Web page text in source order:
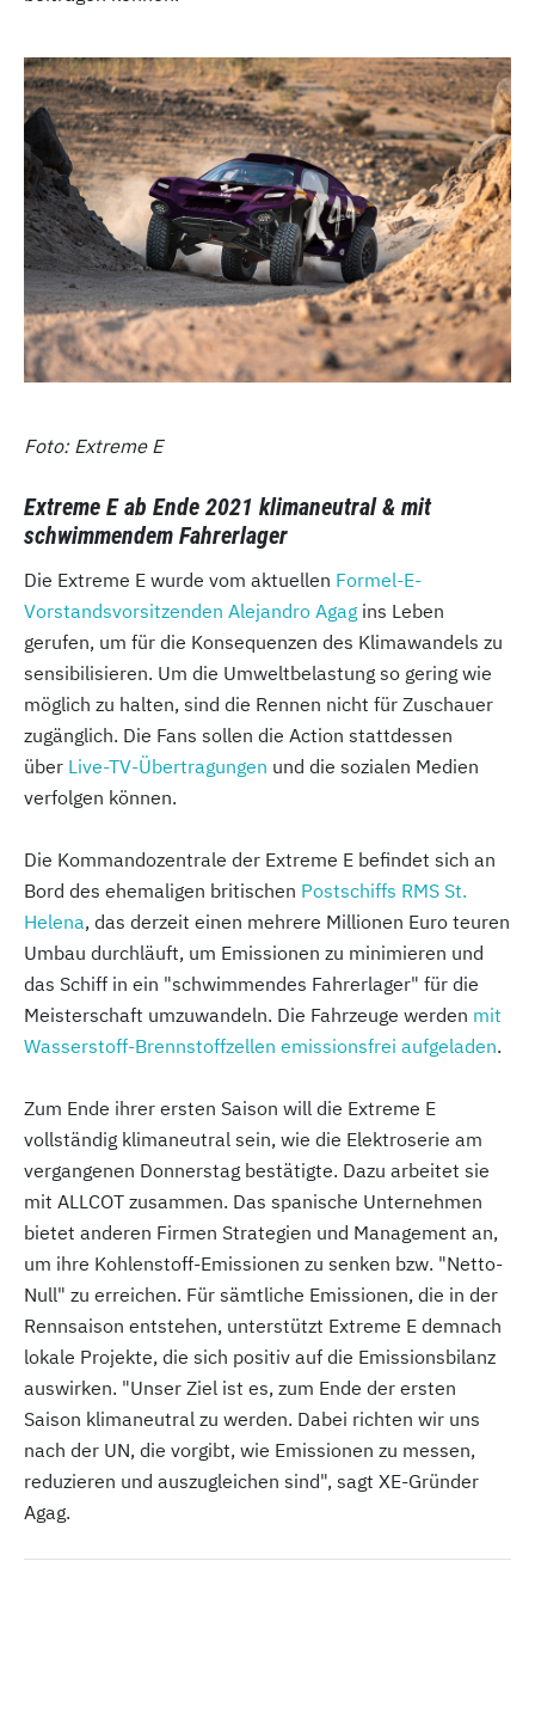
Foto: Extreme E
Extreme E ab Ende 2021 klimaneutral & mit
schwimmendem Fahrerlager
Die Extreme E wurde vom aktuellen Formel-E-
Vorstandsvorsitzenden Alejandro Agag ins Leben
gerufen, um für die Konsequenzen des Klimawandels zu
sensibilisieren. Um die Umweltbelastung so gering wie
möglich zu halten, sind die Rennen nicht für Zuschauer
zugänglich. Die Fans sollen die Action stattdessen
über Live-TV-Übertragungen und die sozialen Medien
verfolgen können.
Die Kommandozentrale der Extreme E befindet sich an
Bord des ehemaligen britischen Postschiffs RMS St.
Helena, das derzeit einen mehrere Millionen Euro teuren
Umbau durchläuft, um Emissionen zu minimieren und
das Schiff in ein "schwimmendes Fahrerlager" für die
Meisterschaft umzuwandeln. Die Fahrzeuge werden mit
Wasserstoff-Brennstoffzellen emissionsfrei aufgeladen.
Zum Ende ihrer ersten Saison will die Extreme E
vollständig klimaneutral sein, wie die Elektroserie am
vergangenen Donnerstag bestätigte. Dazu arbeitet sie
mit ALLCOT zusammen. Das spanische Unternehmen
bietet anderen Firmen Strategien und Management an,
um ihre Kohlenstoff-Emissionen zu senken bzw. "Netto-
Null" zu erreichen. Für sämtliche Emissionen, die in der
Rennsaison entstehen, unterstützt Extreme E demnach
lokale Projekte, die sich positiv auf die Emissionsbilanz
auswirken. "Unser Ziel ist es, zum Ende der ersten
Saison klimaneutral zu werden. Dabei richten wir uns
nach der UN, die vorgibt, wie Emissionen zu messen,
reduzieren und auszugleichen sind", sagt XE-Gründer
Agag.